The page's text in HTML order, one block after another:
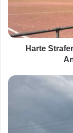
S
t
r
a
f
Harte
A